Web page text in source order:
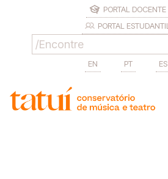
PORTAL DOCENTE
PORTAL ESTUDANTIL
EN PT ES